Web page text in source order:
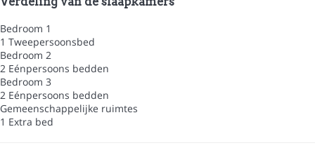
Bedroom 1
1 Tweepersoonsbed
Bedroom 2
2 Eénpersoons bedden
Bedroom 3
2 Eénpersoons bedden
Gemeenschappelijke ruimtes
1 Extra bed